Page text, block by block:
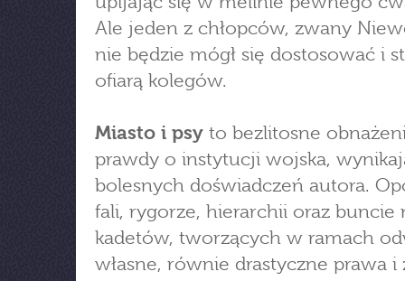
Ale jeden z chłopców, zwany
nie będzie mógł się dostosować i
ofiarą kolegów.
Miasto i psy to bezlitosne
prawdy o instytucji wojska,
bolesnych doświadczeń autora.
fali, rygorze, hierarchii oraz buncie
kadetów, tworzących w ramach
własne, równie drastyczne prawa i